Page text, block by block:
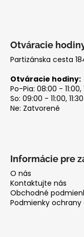
Otváracie
Partizánska cesta
Otváracie hodiny:
Po-Pia: 08:00 - 11:00,
So: 09:00 - 11:00,
Ne: Zatvorené
Informácie pre
O nás
Kontaktujte nás
Obchodné
Podmienky